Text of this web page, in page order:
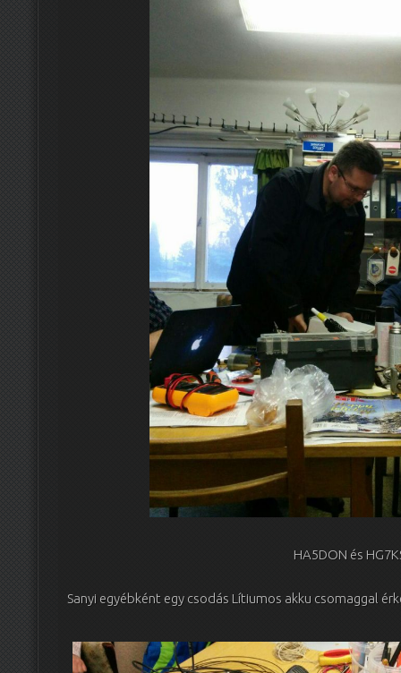
HA5DON és
Sanyi egyébként egy csodás Lítiumos akku csomaggal